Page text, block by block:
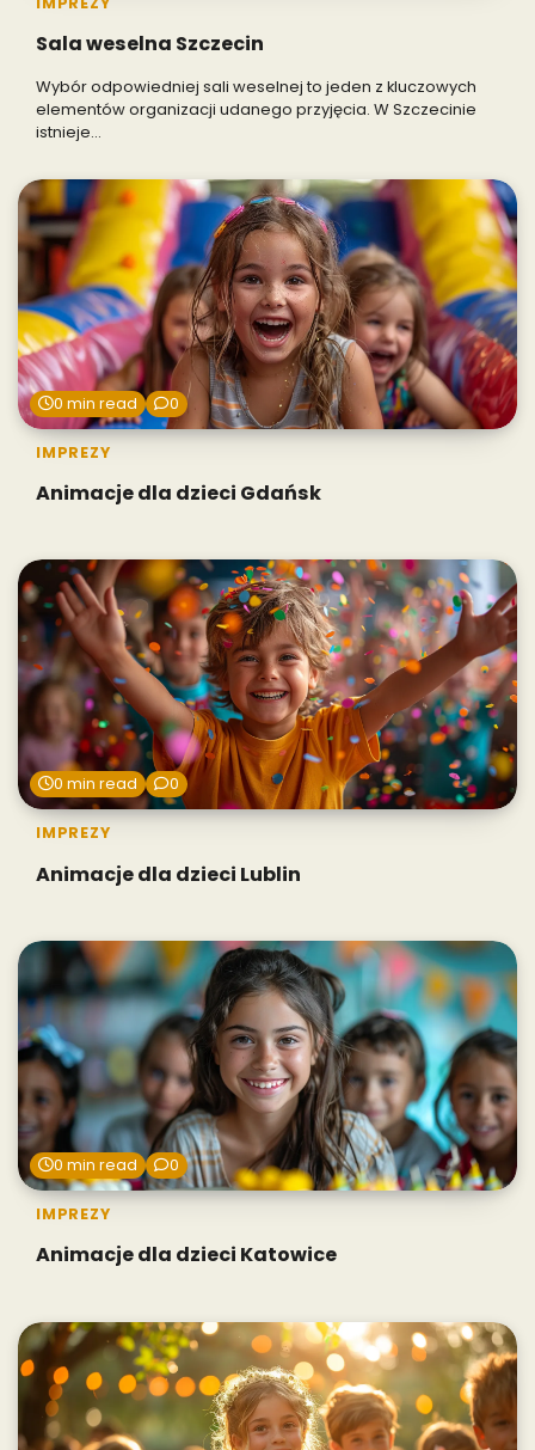
Sala weselna Szczecin
Wybór odpowiedniej sali weselnej to jeden z kluczowych
elementów organizacji udanego przyjęcia. W Szczecinie
istnieje…
0 min read 0
IMPREZY
Animacje dla dzieci Gdańsk
0 min read 0
IMPREZY
Animacje dla dzieci Lublin
0 min read 0
IMPREZY
Animacje dla dzieci Katowice